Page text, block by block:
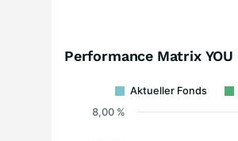
Performance Matrix YOU
Aktueller Fonds
8,00 %